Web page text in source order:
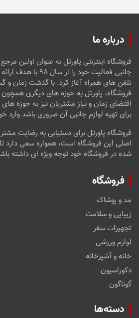
درباره ما
فروشگاه اینترنتی پاورتل به عنوان اولین
جانبی فعالیت خود را از
تلفن های همراه آغاز کرد. با گذشت زمان
فروشگاه، پاورتل به حوزه های دیگری
اقتضای زمان و نیاز مشتریان نیز به حوزه
برای تهیه لوازم جانبی آن ضروری باشد وارد
فروشگاه پاورتل برای دستیابی به رضایت
اصلی این فروشگاه است، همواره سعی دارد
شده در فروشگاه خود توجه ویژه ای داشته
فروشگاه
مد و پوشاک
زیبایی و سلامت
تجهیزات سفر
لوازم ورزشی
خانه و آشپزخانه
دکوراسیون
گوناگون
دسته‌ها